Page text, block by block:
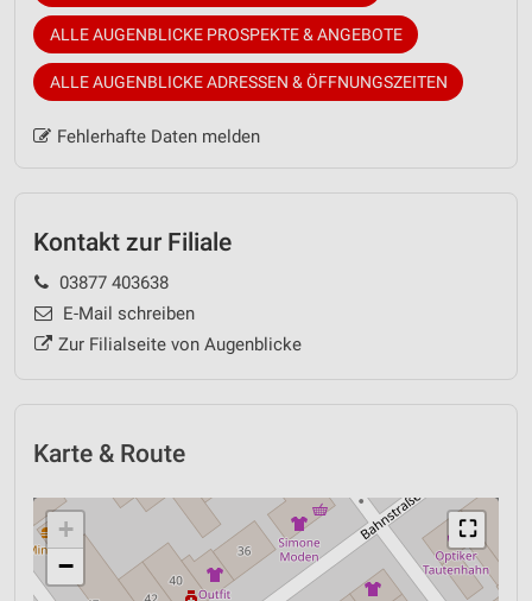
ALLE AUGENBLICKE PROSPEKTE & ANGEBOTE
ALLE AUGENBLICKE ADRESSEN & ÖFFNUNGSZEITEN
Fehlerhafte Daten melden
Kontakt zur Filiale
03877 403638
E-Mail schreiben
Zur Filialseite von Augenblicke
Karte & Route
⛶
+
−